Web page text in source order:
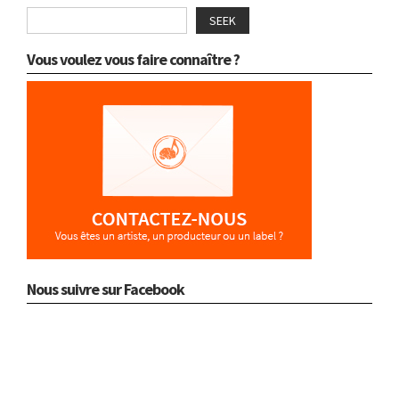
SEEK
Vous voulez vous faire connaître ?
Nous suivre sur Facebook